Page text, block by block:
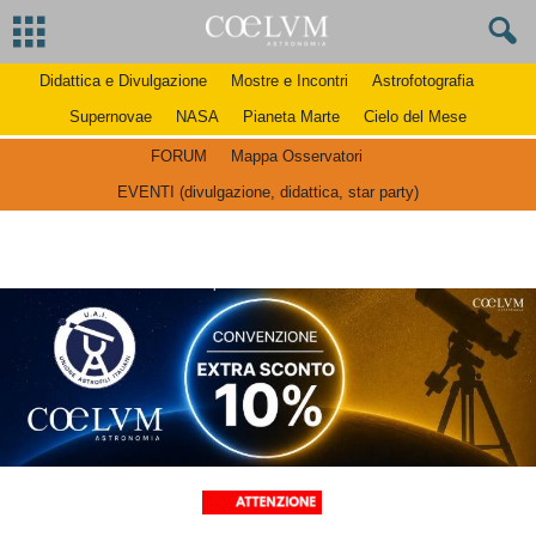
Didattica e Divulgazione Mostre e Incontri
Astrofotografia
Supernovae
NASA Pianeta Marte Cielo del Mese
FORUM
Mappa Osservatori
EVENTI (divulgazione, didattica, star party)